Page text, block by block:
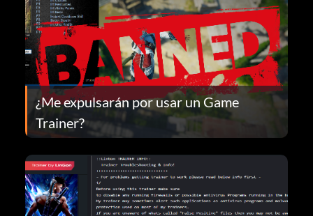
¿Me expulsarán por usar un Game
Trainer?